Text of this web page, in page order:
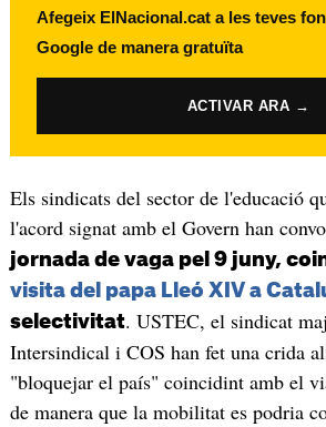
Afegeix ElNacional.cat a les teves
Google de manera gratuïta
ACTIVAR ARA →
Els sindicats del sector de l'educació
l'acord signat amb el Govern han
jornada de vaga pel 9 juny,
visita del papa Lleó XIV a
selectivitat. USTEC, el sindicat
Intersindical i COS han fet una crida
"bloquejar el país" coincidint amb el
de manera que la mobilitat es podria